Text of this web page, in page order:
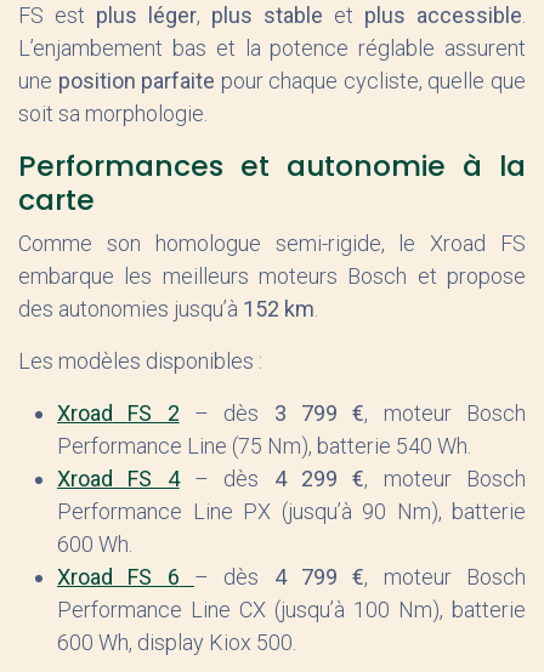
FS est plus léger, plus stable et plus accessible
L’enjambement bas et la potence réglable assurent
une position parfaite pour chaque cycliste, quelle que
soit sa morphologie.
Performances et autonomie à la
carte
Comme son homologue semi-rigide, le Xroad FS
embarque les meilleurs moteurs Bosch et propose
des autonomies jusqu’à 152 km
Les modèles disponibles :
Xroad FS 2 – dès 3 799 €, moteur Bosch
Performance Line (75 Nm), batterie 540 Wh.
Xroad FS 4– dès 4 299 €, moteur Bosch
Performance Line PX (jusqu’à 90 Nm), batterie
600 Wh.
Xroad FS 6
– dès 4 799 €, moteur Bosch
Performance Line CX (jusqu’à 100 Nm), batterie
600 Wh, display Kiox 500.